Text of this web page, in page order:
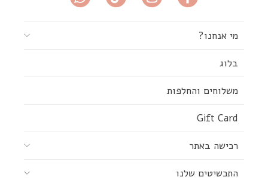
מי אנחנו?
בלוג
משלוחים והחלפות
Gift Card
רכישה באתר
התכשיטים שלנו